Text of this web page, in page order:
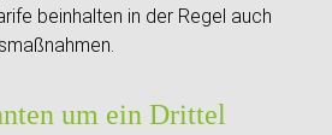
beinhalten in der Regel auch
um ein Drittel